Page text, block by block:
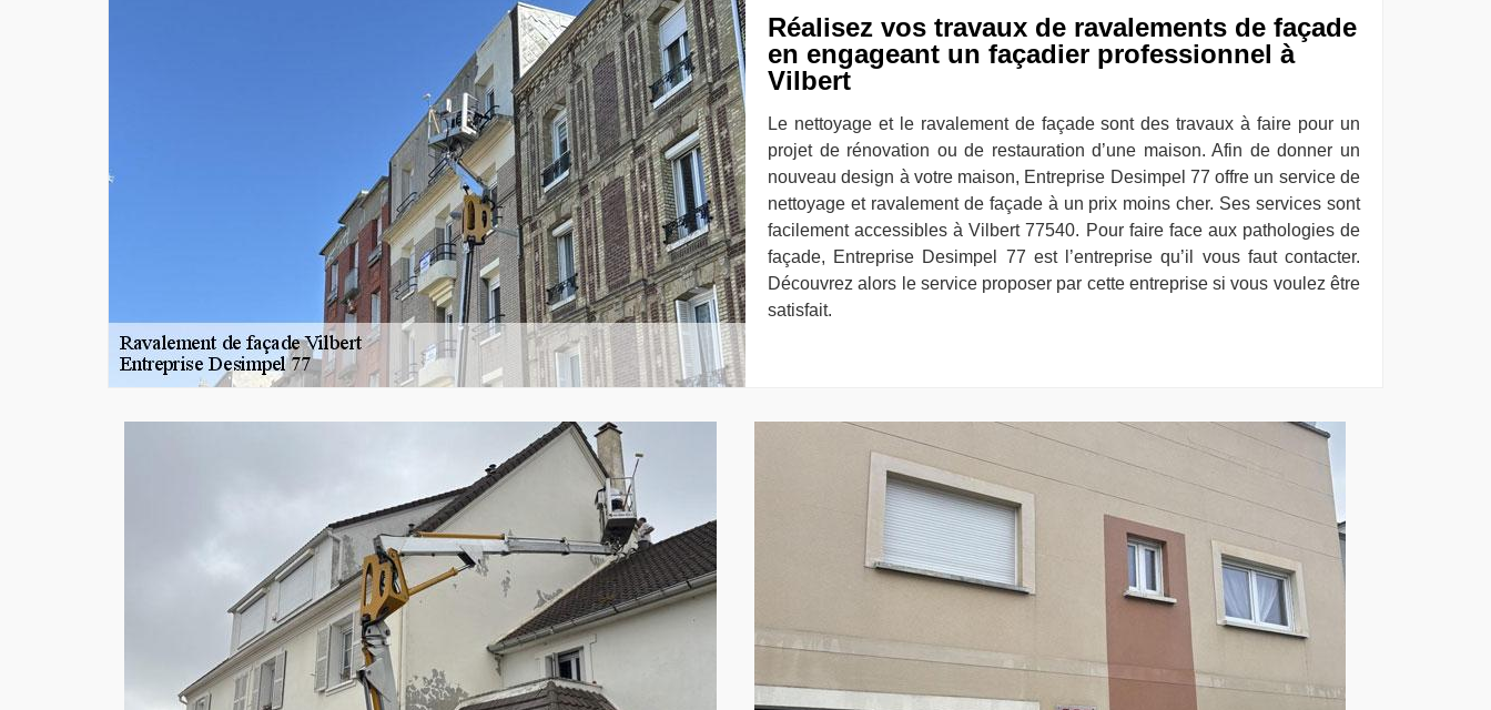
Réalisez vos travaux de ravalements de façade
en engageant un façadier professionnel à
Vilbert
Le nettoyage et le ravalement de façade sont des travaux à faire pour un
projet de rénovation ou de restauration d’une maison. Afin de donner un
nouveau design à votre maison, Entreprise Desimpel 77 offre un service de
nettoyage et ravalement de façade à un prix moins cher. Ses services sont
facilement accessibles à Vilbert 77540. Pour faire face aux pathologies de
façade, Entreprise Desimpel 77 est l’entreprise qu’il vous faut contacter.
Découvrez alors le service proposer par cette entreprise si vous voulez être
satisfait.